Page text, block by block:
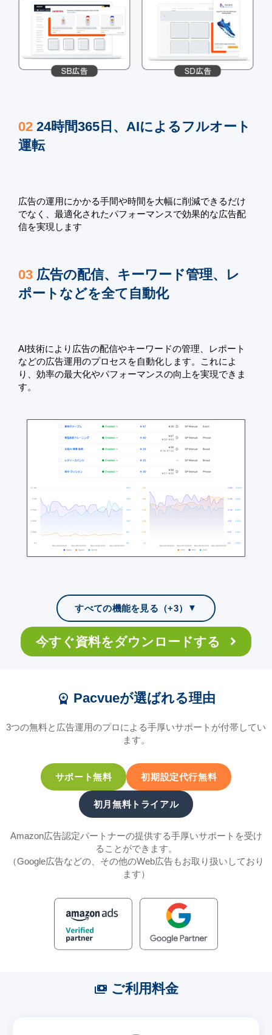
02 24時間365日、AIによるフルオート
運転
広告の運用にかかる手間や時間を大幅に削減できるだけ
でなく、最適化されたパフォーマンスで効果的な広告配
信を実現します
03 広告の配信、キーワード管理、レ
ポートなどを全て自動化
AI技術により広告の配信やキーワードの管理、レポート
などの広告運用のプロセスを自動化します。これによ
り、効率の最大化やパフォーマンスの向上を実現できま
す。
すべての機能を見る（+3） ▼
04
フェーズに合わせた運転モード切
り替え
です。効率重視モード（標準モード）での広告配信以外
にも、露出重視モードでのトラフィック増加、獲得重視
05 想定検索数の取得
独自の取集データにもとづく膨大なキーワードデータか
らキーワードの検索ボリュームや、広告キーワード選定
06 類似商品の調査
独自の取集データにもとづく膨大な商品情報から競合商
品の情報などを提供することができます。商品開発など
今すぐ資料をダウンロードする
workspace_premium Pacvueが選ばれる理由
3つの無料と広告運用のプロによる手厚いサポートが付帯してい
ます。
サポート無料 初期設定代行無料
初月無料トライアル
Amazon広告認定パートナーの提供する手厚いサポートを受け
ることができます。
（Google広告などの、その他のWeb広告もお取り扱いしており
ます）
payments ご利用料金